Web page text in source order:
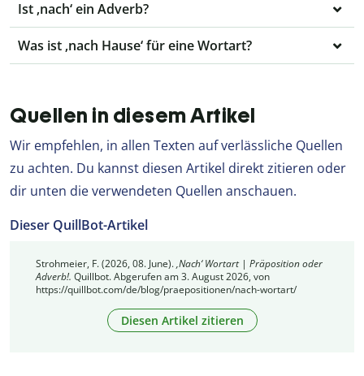
Ist ‚nach‘ ein Adverb?
Was ist ‚nach Hause‘ für eine Wortart?
Quellen in diesem Artikel
Wir empfehlen, in allen Texten auf verlässliche Quellen
zu achten. Du kannst diesen Artikel direkt zitieren oder
dir unten die verwendeten Quellen anschauen.
Dieser QuillBot-Artikel
Strohmeier, F. (2026, 08. June).‚Nach‘ Wortart | Präposition oder
Adverb!. Quillbot. Abgerufen am 3. August 2026, von
https://quillbot.com/de/blog/praepositionen/nach-wortart/
Diesen Artikel zitieren